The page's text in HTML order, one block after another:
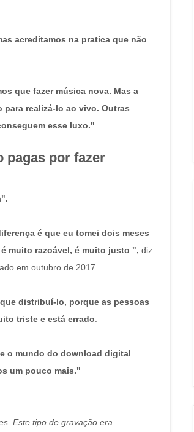
acreditamos na pratica que não
que fazer música nova. Mas a
realizá-lo ao vivo. Outras
esse luxo."
pagas por fazer
é que eu tomei dois meses
muito razoável, é muito justo ", diz
em outubro de 2017.
distribuí-lo, porque as pessoas
triste e está errado.
o mundo do download digital
um pouco mais."
Este tipo de gravação era